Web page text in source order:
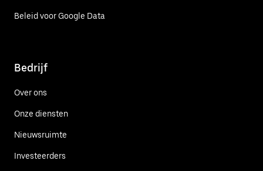
Beleid voor Google Data
Bedrijf
Over ons
Onze diensten
Nieuwsruimte
Investeerders